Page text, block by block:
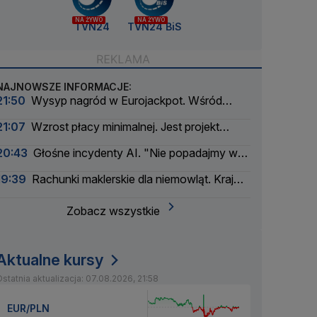
NA ŻYWO
TVN24
NA ŻYWO
TVN24 BiS
INFORMACJE:
Wysyp nagród w Eurojackpot. Wśród
Wzrost płacy minimalnej. Jest projekt
Głośne incydenty AI. "Nie popadajmy w
Rachunki maklerskie dla niemowląt. Kraj
Zobacz wszystkie
kursy
aktualizacja: 07.08.2026, 21:58
EUR/PLN